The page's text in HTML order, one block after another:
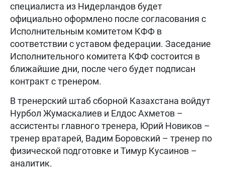
специалиста из Нидерландов будет
официально оформлено после согласования с
Исполнительным комитетом КФФ в
соответствии с уставом федерации. Заседание
Исполнительного комитета КФФ состоится в
ближайшие дни, после чего будет подписан
контракт с тренером.
В тренерский штаб сборной Казахстана войдут
Нурбол Жумаскалиев и Елдос Ахметов –
ассистенты главного тренера, Юрий Новиков –
тренер вратарей, Вадим Боровский – тренер по
физической подготовке и Тимур Кусаинов –
аналитик.